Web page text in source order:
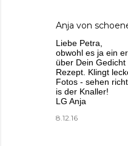
Anja von
Liebe Petra,
obwohl es ja ein
über Dein
Rezept. Klingt
Fotos - sehen
is der Knaller!
LG Anja
8.12.16